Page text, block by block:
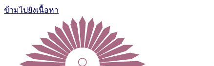
ข้ามไปยังเนื้อหา